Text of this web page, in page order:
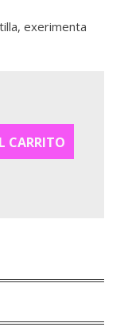
exerimenta
CARRITO